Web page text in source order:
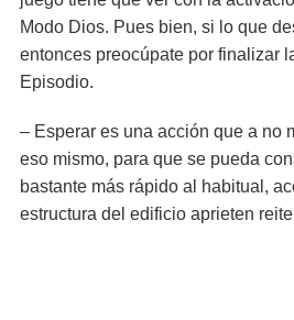
Modo Dios. Pues bien, si lo que
entonces preocúpate por finalizar
Episodio.
– Esperar es una acción que a no
eso mismo, para que se pueda
bastante más rápido al habitual,
estructura del edificio aprieten